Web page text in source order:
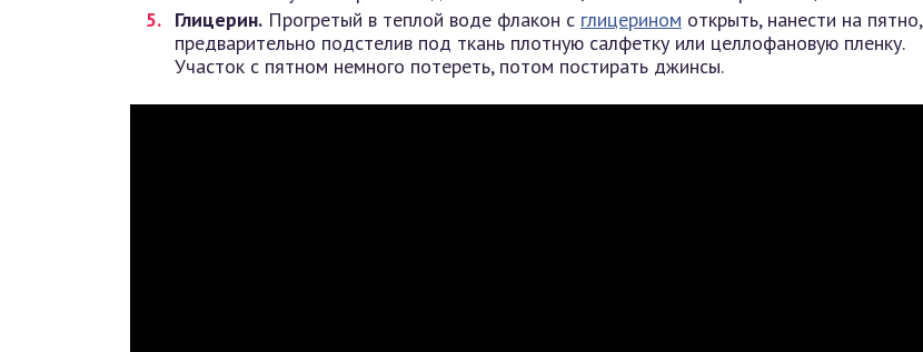
Глицерин. Прогретый в теплой воде флакон с глицерином открыть, нанести на пятно,
предварительно подстелив под ткань плотную салфетку или целлофановую пленку.
Участок с пятном немного потереть, потом постирать джинсы.